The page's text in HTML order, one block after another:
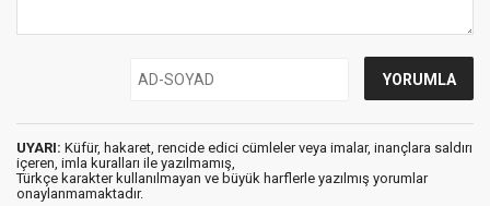
UYARI: Küfür, hakaret, rencide edici cümleler veya imalar, inançlara saldırı
içeren, imla kuralları ile yazılmamış,
Türkçe karakter kullanılmayan ve büyük harflerle yazılmış yorumlar
onaylanmamaktadır.